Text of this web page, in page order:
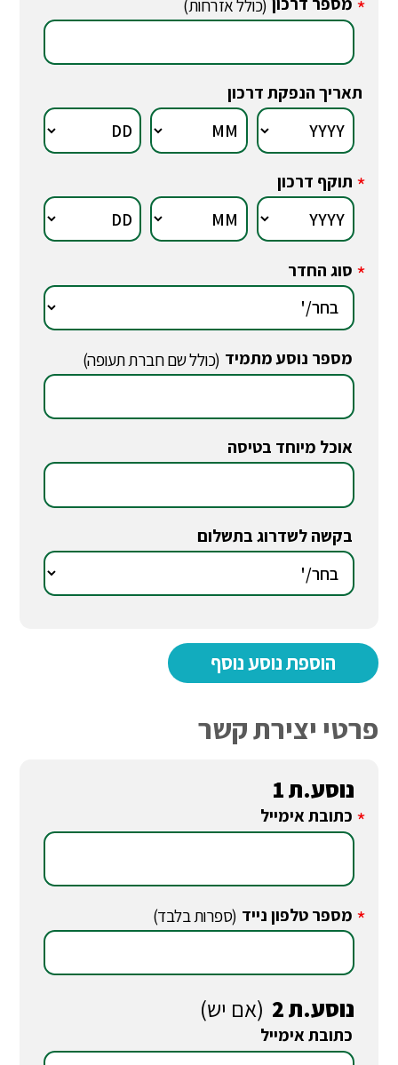
* (כולל אזרחות)
תאריך הנפקת דרכון
* תוקף דרכון
* סוג החדר
מספר נוסע מתמיד (כולל שם חברת תעופה)
אוכל מיוחד בטיסה
בקשה לשדרוג בתשלום
פרטי יצירת קשר
נוסע.ת 1
* כתובת אימייל
* מספר טלפון נייד (ספרות בלבד)
נוסע.ת 2 (אם יש)
כתובת אימייל